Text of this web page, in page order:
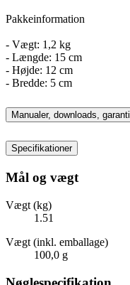
Pakkeinformation
- Vægt: 1,2 kg
- Længde: 15 cm
- Højde: 12 cm
- Bredde: 5 cm
Manualer, downloads,
Specifikationer
Mål og vægt
Vægt (kg)
1.51
Vægt (inkl. emballage)
100,0 g